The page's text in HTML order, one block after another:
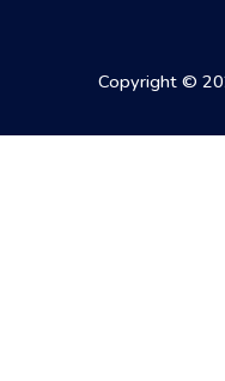
Copyright ©